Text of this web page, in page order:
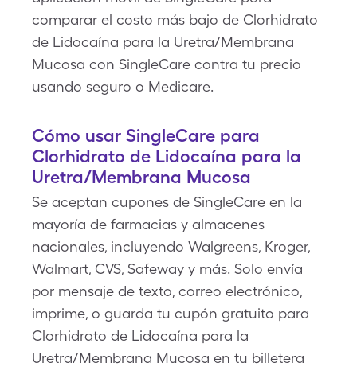
comparar el costo más bajo de Clorhidrato
de Lidocaína para la Uretra/Membrana
Mucosa con SingleCare contra tu precio
usando seguro o Medicare.
Cómo usar SingleCare para
Clorhidrato de Lidocaína para la
Uretra/Membrana Mucosa
Se aceptan cupones de SingleCare en la
mayoría de farmacias y almacenes
nacionales, incluyendo Walgreens, Kroger,
Walmart, CVS, Safeway y más. Solo envía
por mensaje de texto, correo electrónico,
imprime, o guarda tu cupón gratuito para
Clorhidrato de Lidocaína para la
Uretra/Membrana Mucosa en tu billetera